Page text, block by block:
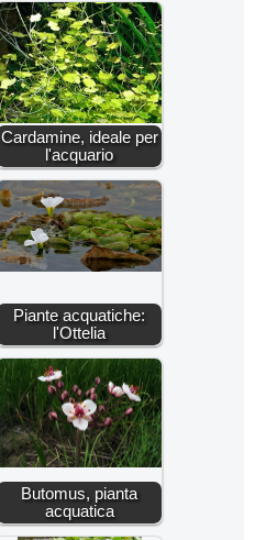
Cardamine, ideale per
l'acquario
Piante acquatiche:
l'Ottelia
Butomus, pianta
acquatica